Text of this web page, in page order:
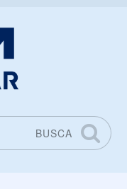
BUSCA